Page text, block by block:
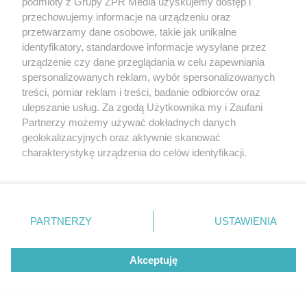
dodatki w świetnych cenach
ZOBACZ WIĘCEJ
przechowujemy informacje na urządzeniu oraz
przetwarzamy dane osobowe, takie jak unikalne
identyfikatory, standardowe informacje wysyłane przez
urządzenie czy dane przeglądania w celu zapewniania
spersonalizowanych reklam, wybór spersonalizowanych
treści, pomiar reklam i treści, badanie odbiorców oraz
ulepszanie usług. Za zgodą Użytkownika my i Zaufani
Partnerzy możemy używać dokładnych danych
geolokalizacyjnych oraz aktywnie skanować
charakterystykę urządzenia do celów identyfikacji.
zmienić/wycofać klikając przycisk ustawień prywatności
znajdujący się w lewym dolnym rogu strony
rodzaje przetwarzania danych nie wymagają zgody
użytkownika, ale masz prawo sprzeciwić się takiemu
przetwarzaniu. Preferencje będą miały zastosowanie tylko
PARTNERZY USTAWIENIA
Akceptuję